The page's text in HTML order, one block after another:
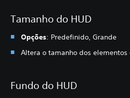
Tamanho do HUD
Opções: Predefinido, Grande
Altera o tamanho dos elementos
Fundo do HUD